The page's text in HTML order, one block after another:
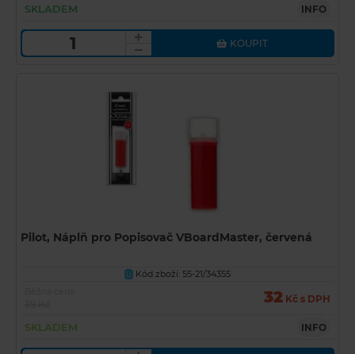
SKLADEM INFO
KOUPIT
Pilot, Náplň pro Popisovač VBoardMaster, červená
U
Kód zboží: 55-21/34355
32 Kč s DPH
SKLADEM INFO